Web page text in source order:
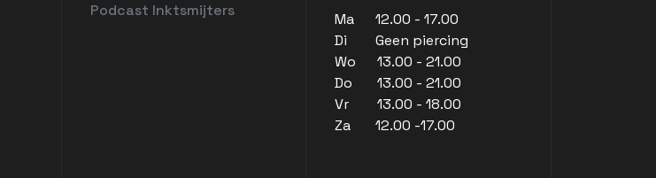
Podcast Inktsmijters
Ma 12.00 - 17.00
Di Geen piercing
Wo 13.00 - 21.00
Do 13.00 - 21.00
Vr 13.00 - 18.00
Za 12.00 -17.00